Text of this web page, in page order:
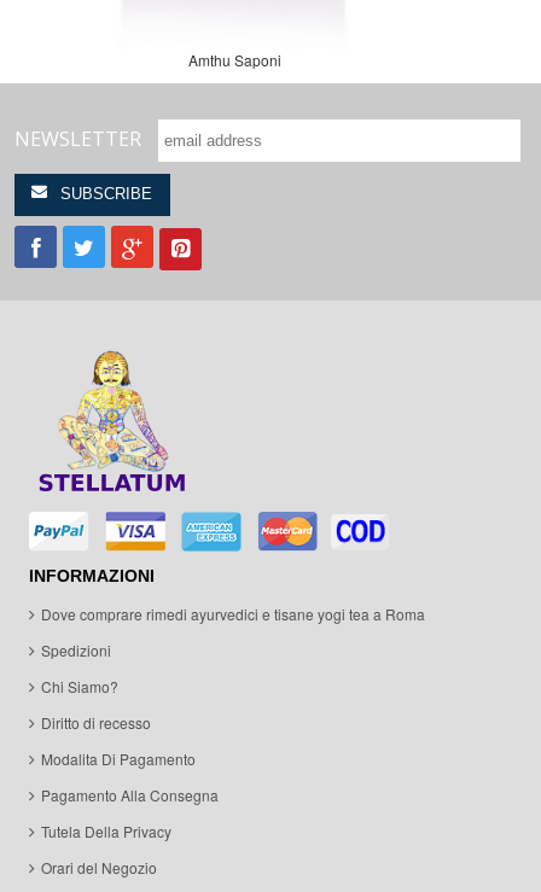
Amthu Saponi
NEWSLETTER
INFORMAZIONI
Dove comprare rimedi ayurvedici e tisane yogi tea a Roma
Spedizioni
Chi Siamo?
Diritto di recesso
Modalita Di Pagamento
Pagamento Alla Consegna
Tutela Della Privacy
Orari del Negozio